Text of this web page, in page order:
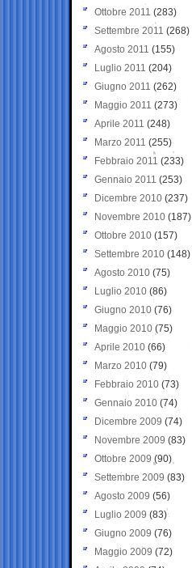
Ottobre 2011 (283)
Settembre 2011 (268)
Agosto 2011 (155)
Luglio 2011 (204)
Giugno 2011 (262)
Maggio 2011 (273)
Aprile 2011 (248)
Marzo 2011 (255)
Febbraio 2011 (233)
Gennaio 2011 (253)
Dicembre 2010 (237)
Novembre 2010 (187)
Ottobre 2010 (157)
Settembre 2010 (148)
Agosto 2010 (75)
Luglio 2010 (86)
Giugno 2010 (76)
Maggio 2010 (75)
Aprile 2010 (66)
Marzo 2010 (79)
Febbraio 2010 (73)
Gennaio 2010 (74)
Dicembre 2009 (74)
Novembre 2009 (83)
Ottobre 2009 (90)
Settembre 2009 (83)
Agosto 2009 (56)
Luglio 2009 (83)
Giugno 2009 (76)
Maggio 2009 (72)